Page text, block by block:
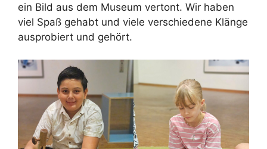
ein Bild aus dem Museum vertont. Wir haben
viel Spaß gehabt und viele verschiedene Klänge
ausprobiert und gehört.